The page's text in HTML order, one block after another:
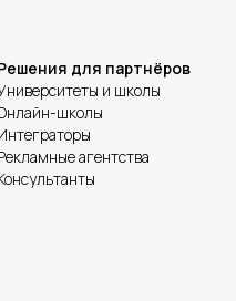
для партнёров
и школы
школы
агентства